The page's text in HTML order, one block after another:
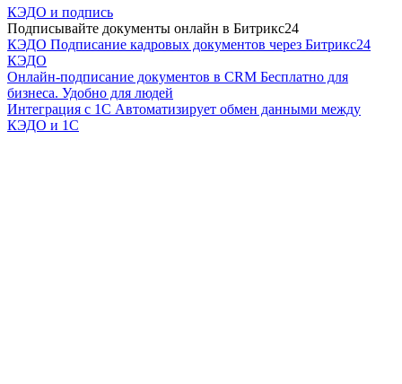
КЭДО и подпись
Подписывайте документы онлайн в Битрикс24
КЭДО Подписание кадровых документов через Битрикс24
КЭДО
Онлайн-подписание документов в CRM Бесплатно для
бизнеса. Удобно для людей
Интеграция с 1С Автоматизирует обмен данными между
КЭДО и 1С